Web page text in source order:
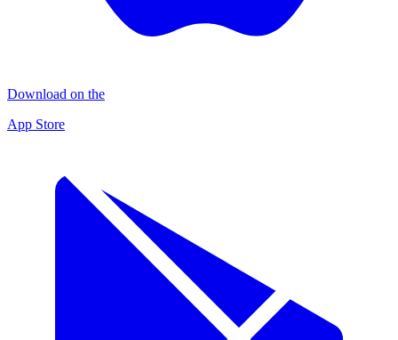
Download on the
App Store